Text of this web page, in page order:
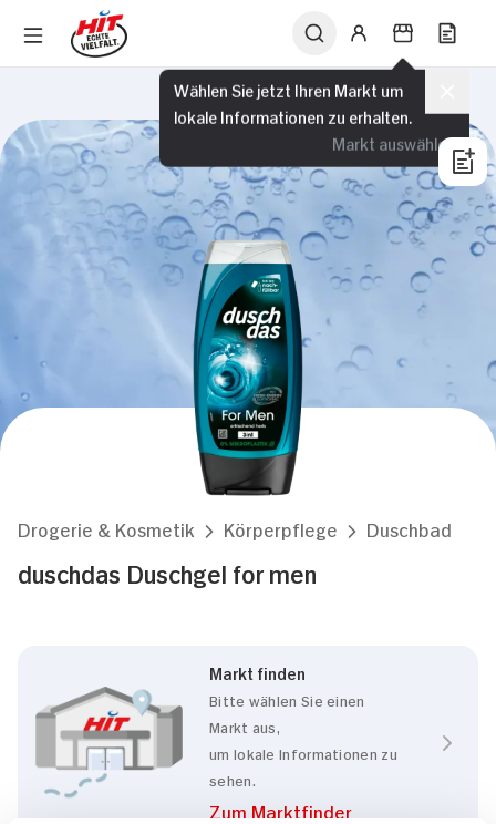
Wählen Sie jetzt Ihren Markt um
lokale Informationen zu erhalten.
Markt auswählen
Drogerie & Kosmetik Körperpflege Duschbad
duschdas Duschgel for men
Markt finden
Bitte wählen Sie einen
Markt aus,
um lokale Informationen zu
sehen.
Zum Marktfinder